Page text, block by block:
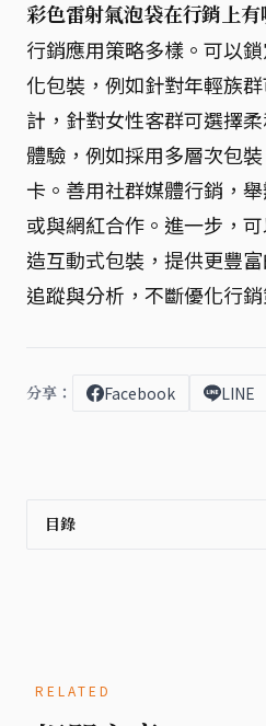
彩色雷射氣泡袋在行銷上
行銷應用策略多樣。可以
化包裝，例如針對年輕族
計，針對女性客群可選擇
體驗，例如採用多層次包
卡。善用社群媒體行銷，
或與網紅合作。進一步，
造互動式包裝，提供更豐
追蹤與分析，不斷優化行
分享： Facebook LINE
目錄
RELATED